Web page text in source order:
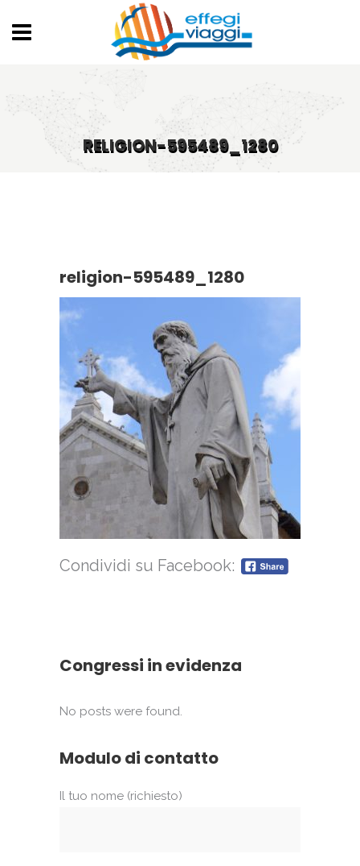
RELIGION-595489_1280
religion-595489_1280
Condividi su Facebook:
Congressi in evidenza
No posts were found.
Modulo di contatto
Il tuo nome (richiesto)